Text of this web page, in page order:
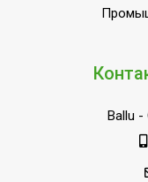
Пульт
Напряжение
Материал Ballu -